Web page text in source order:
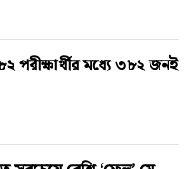
পরীক্ষার্থীর মধ্যে ৩৮২ জনই